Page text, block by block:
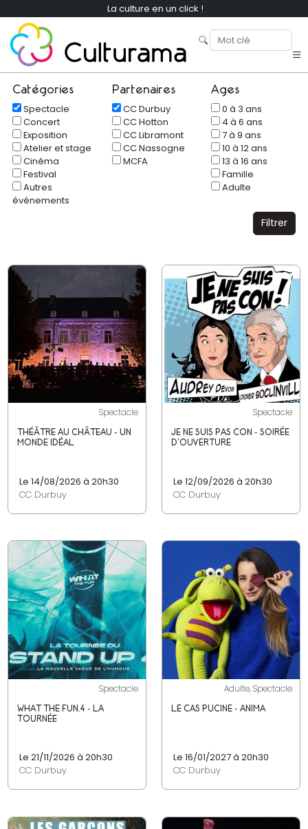
La culture en un click !
Catégories
Spectacle
Concert
Exposition
Atelier et stage
Cinéma
Festival
Autres
événements
Partenaires
CC Durbuy
CC Hotton
CC Libramont
CC Nassogne
MCFA
Ages
0 à 3 ans
4 à 6 ans
7 à 9 ans
10 à 12 ans
13 à 16 ans
Famille
Adulte
Filtrer
Spectacle
THÉÂTRE AU CHÂTEAU - UN
MONDE IDÉAL
Le 14/08/2026 à 20h30
CC Durbuy
Spectacle
JE NE SUIS PAS CON - SOIRÉE
D'OUVERTURE
Le 12/09/2026 à 20h30
CC Durbuy
Spectacle
WHAT THE FUN.4 - LA
TOURNÉE
Le 21/11/2026 à 20h30
CC Durbuy
Adulte, Spectacle
LE CAS PUCINE - ANIMA
Le 16/01/2027 à 20h30
CC Durbuy